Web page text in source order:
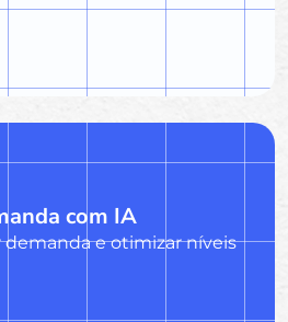
com IA
demanda e otimizar níveis